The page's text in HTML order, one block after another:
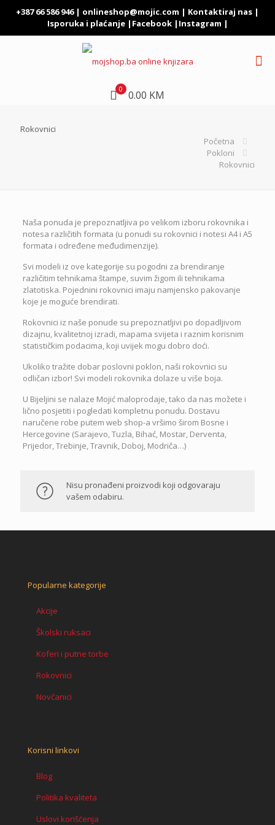
+387 66 586 946 | onlineshop@mojic.com | Kontaktiraj nas |
Isporuka i plaćanje| Facebook| Instagram |
0 0.00 KM
Rokovnici
Početna
Pokloni
Rokovnici
Naša ponuda je prepoznatljiva po velikom izboru rokovnika i
notesa različitih formata (u ponudi su rokovnici i notesi A4 i A5
formata i određene međudimenzije).
Svi modeli iz ove kategorije su pogodni za brendiranje
različitim tehnikama štampe, suvim žigom ili tehnikama
zlatotiska. Pojednini rokovnici imaju namjensko pakovanje
koje je moguće brendirati.
Rokovnici iz naše ponude su prepoznatljivi po dopadljivom
dizajnu, kvalitetnoj izradi, mapama svijeta i raznim korisnim
statističkim podacima, koji uvijek mogu dobro doći.
Ukoliko tražite dobar poslovni poklon, naši rokovnici su
odličan izbor! Svi modeli rokovnika dolaze u više boja.
U Bijeljini se nalaze Mojić maloprodaje, tako da nas možete i
lično posjetiti i pogledati kompletnu ponudu. Dostavu
naručene robe putem web shop-a vršimo širom Bosne i
Hercegovine (Sarajevo, Tuzla, Bihać, Mostar, Derventa,
Prijedor, Trebinje, Travnik, Doboj, Modriča…)
Nisu pronađeni proizvodi koji odgovaraju
vašem odabiru.
Popularne kategorije
Akcije
Školski ruksaci
Koferi i putne torbe
Rokovnici
Novčanici
Korisni linkovi
Blog
Politika kvaliteta
Uslovi korišćenja